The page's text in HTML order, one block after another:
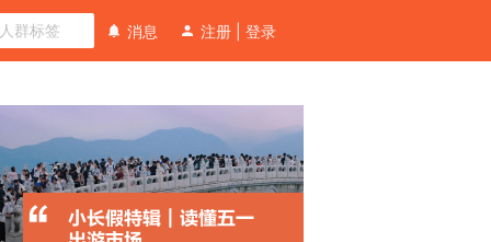
消息 注册 登录